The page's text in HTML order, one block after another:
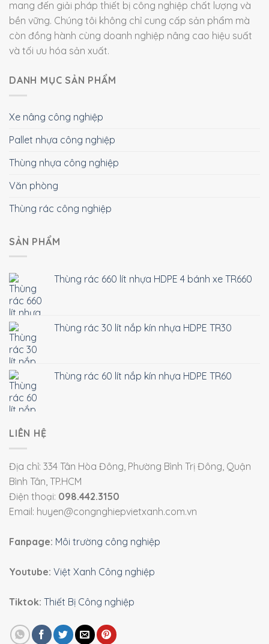
mang đến giải pháp thiết bị công nghiệp chất lượng và
bền vững. Chúng tôi không chỉ cung cấp sản phẩm mà
còn đồng hành cùng doanh nghiệp nâng cao hiệu suất
và tối ưu hóa sản xuất.
DANH MỤC SẢN PHẨM
Xe nâng công nghiệp
Pallet nhựa công nghiệp
Thùng nhựa công nghiệp
Văn phòng
Thùng rác công nghiệp
SẢN PHẨM
Thùng rác 660 lít nhựa HDPE 4 bánh xe TR660
Thùng rác 30 lít nắp kín nhựa HDPE TR30
Thùng rác 60 lít nắp kín nhựa HDPE TR60
LIÊN HỆ
Địa chỉ: 334 Tân Hòa Đông, Phường Bình Trị Đông, Quận
Bình Tân, TP.HCM
Điện thoại: 098.442.3150
Email: huyen@congnghiepvietxanh.com.vn
Fanpage: Môi trường công nghiệp
Youtube: Việt Xanh Công nghiệp
Tiktok: Thiết Bị Công nghiệp